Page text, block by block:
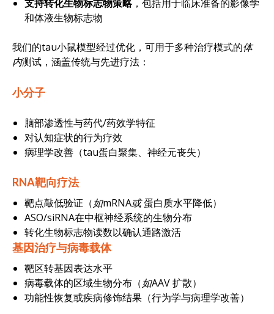
支持转化生物标志物策略，包括用于临床准备的影像学
和体液生物标志物
我们的tau小鼠模型经过优化，可用于多种治疗模式的体
内测试，涵盖传统与先进疗法：
小分子
脑部渗透性与药代/药效学特征
对认知症状的行为疗效
病理学改善（tau蛋白聚集、神经元丧失）
RNA靶向疗法
靶点敲低验证（如mRNA或蛋白质水平降低）
ASO/siRNA在中枢神经系统的生物分布
转化生物标志物读数以确认通路激活
基因治疗与病毒载体
靶区转基因表达水平
病毒载体的区域生物分布（如AAV扩散）
功能性恢复或疾病修饰结果（行为学与病理学改善）